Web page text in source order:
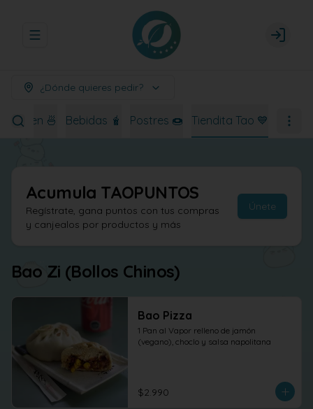
Abrir menu de navegación Login
¿Dónde quieres pedir?
Ramen 🍜 Bebidas 🧋 Postres 🍩 Tiendita Tao 💙
Acumula TAOPUNTOS
Regístrate, gana puntos con tus compras
y canjealos por productos y más
Únete
Bao Zi (Bollos Chinos)
Bao Pizza
1 Pan al Vapor relleno de jamón
(vegano), choclo y salsa napolitana
$2.990